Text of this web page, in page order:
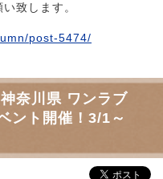
致します。
post-5474/
奈川県 ワンラブ
ント開催！3/1～